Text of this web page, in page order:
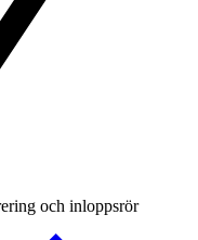
och inloppsrör